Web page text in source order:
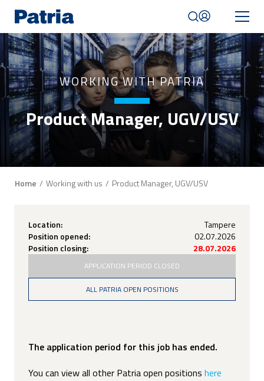
main
content
Mobile
navigation
English
WORKING WITH PATRIA
Product Manager, UGV/USV
Breadcrumb
Home Working with us Product Manager, UGV/USV
The application period for this job has ended.
You can view all other Patria open positions here
Location:
Tampere
Position opened:
02.07.2026
Position closing:
28.07.2026
APPLICATION PERIOD CLOSED
ALL PATRIA OPEN POSITIONS